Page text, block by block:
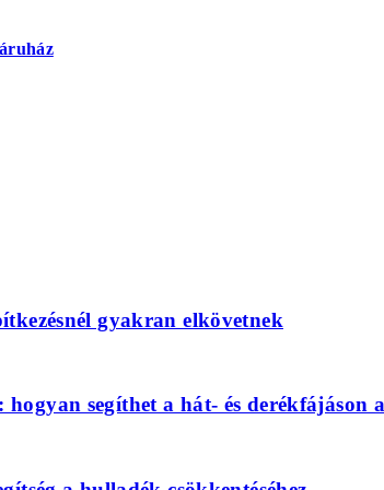
gyakran elkövetnek
hogyan segíthet a hát- és derékfájáson